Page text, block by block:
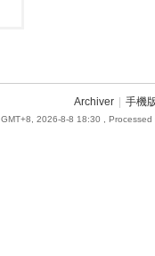
Archiver 手機
GMT+8, 2026-8-8 18:30 ,